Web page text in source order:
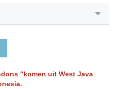
"komen uit West Java